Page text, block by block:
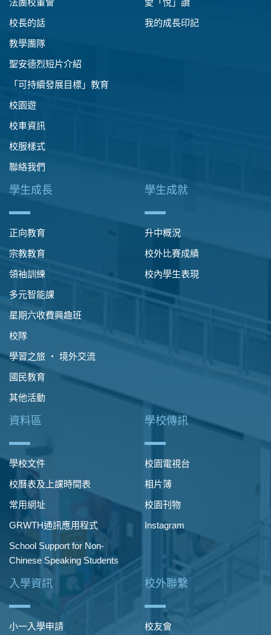
法團校董會
校長的話
教學團隊
聖安德烈短片介紹
「可持續發展目標」教育
校園遊
校車資訊
校服樣式
聯絡我們
愛「悅」讀
我的成長印記
學生成長
正向教育
宗教教育
領袖訓練
多元智能課
星期六收費興趣班
校隊
學習之旅 ‧ 境外交流
國民教育
其他活動
學生成就
升中概況
校外比賽成績
校內學生表現
資料區
學校文件
校曆表及上課時間表
常用網址
GRWTH通訊應用程式
School Support for Non-
Chinese Speaking Students
學校傳訊
校園電視台
相片簿
校園刊物
Instagram
入學資訊
小一入學申請
校外聯繫
校友會